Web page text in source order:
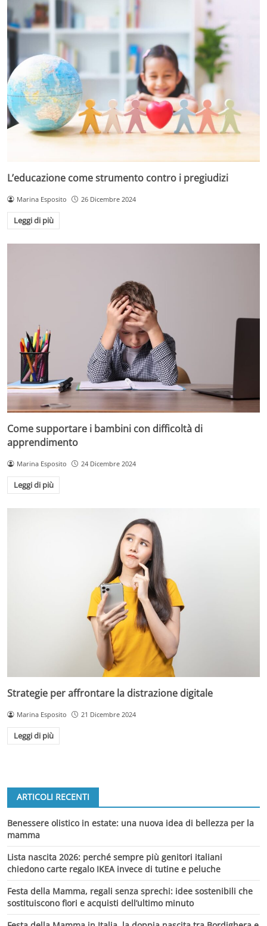
L’educazione come strumento contro i pregiudizi
Marina Esposito 26 Dicembre 2024
Leggi di più
Come supportare i bambini con difficoltà di
apprendimento
Marina Esposito 24 Dicembre 2024
Leggi di più
Strategie per affrontare la distrazione digitale
Marina Esposito 21 Dicembre 2024
Leggi di più
ARTICOLI RECENTI
Benessere olistico in estate: una nuova idea di bellezza per la
mamma
Lista nascita 2026: perché sempre più genitori italiani
chiedono carte regalo IKEA invece di tutine e peluche
Festa della Mamma, regali senza sprechi: idee sostenibili che
sostituiscono fiori e acquisti dell’ultimo minuto